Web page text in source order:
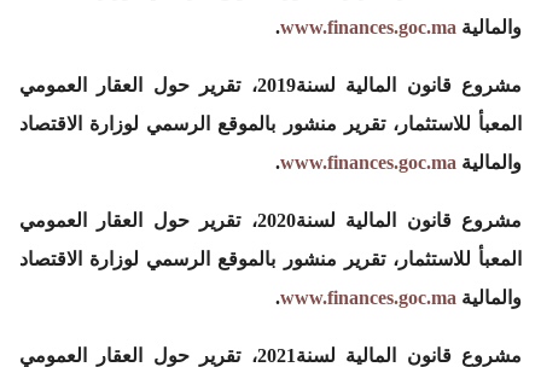
والمالية www.finances.goc.ma
.
مشروع قانون المالية لسنة2019، تقرير حول العقار العمومي
المعبأ للاستثمار، تقرير منشور بالموقع الرسمي لوزارة الاقتصاد
والمالية www.finances.goc.ma
.
مشروع قانون المالية لسنة2020، تقرير حول العقار العمومي
المعبأ للاستثمار، تقرير منشور بالموقع الرسمي لوزارة الاقتصاد
والمالية www.finances.goc.ma
.
مشروع قانون المالية لسنة2021، تقرير حول العقار العمومي